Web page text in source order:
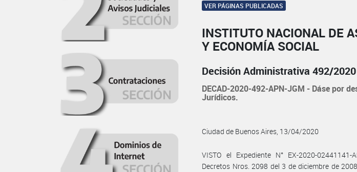
VER PÁGINAS PUBLICADAS
INSTITUTO NACIONAL DE
Y ECONOMÍA SOCIAL
Decisión Administrativa 492/2020
DECAD-2020-492-APN-JGM - Dáse por
Jurídicos.
Ciudad de Buenos Aires, 13/04/2020
VISTO el Expediente N° EX-2020-
Decretos Nros. 2098 del 3 de diciembre de